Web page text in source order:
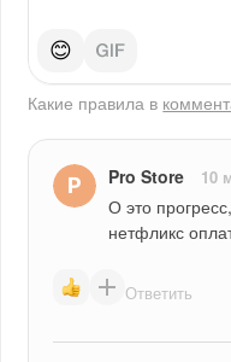
😊
Какие правила в
Pro Store 10
О это
нетфликс
Ответить